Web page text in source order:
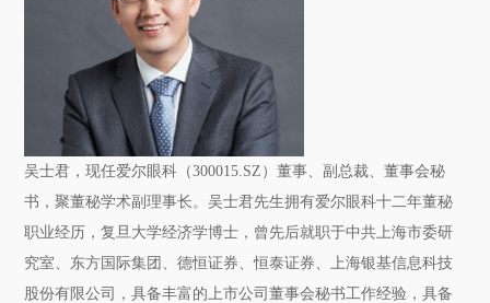
吴士君，现任爱尔眼科（300015.SZ）董事、副总裁、董事会秘
书，聚董秘学术副理事长。 吴士君先生拥有爱尔眼科十二年董秘
职业经历，复旦大学经济学博士，曾先后就职于中共上海市委研
究室、东方国际集团、德恒证券、恒泰证券、上海银基信息科技
股份有限公司，具备丰富的上市公司董事会秘书工作经验，具备